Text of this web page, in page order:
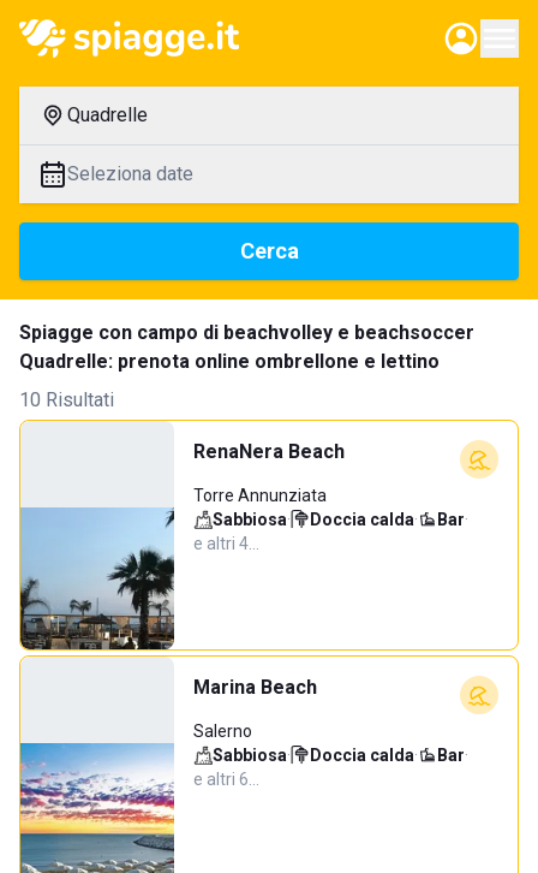
Quadrelle
Seleziona date
Cerca
Spiagge con campo di beachvolley e beachsoccer
Quadrelle: prenota online ombrellone e lettino
10 Risultati
RenaNera Beach
Torre Annunziata
Sabbiosa· Doccia calda· Bar·
e altri 4…
Marina Beach
Salerno
Sabbiosa· Doccia calda· Bar·
e altri 6…